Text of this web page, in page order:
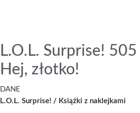
L.O.L. Surprise!
Hej, złotko!
DANE
L.O.L. Surprise! / Książki z naklejkami